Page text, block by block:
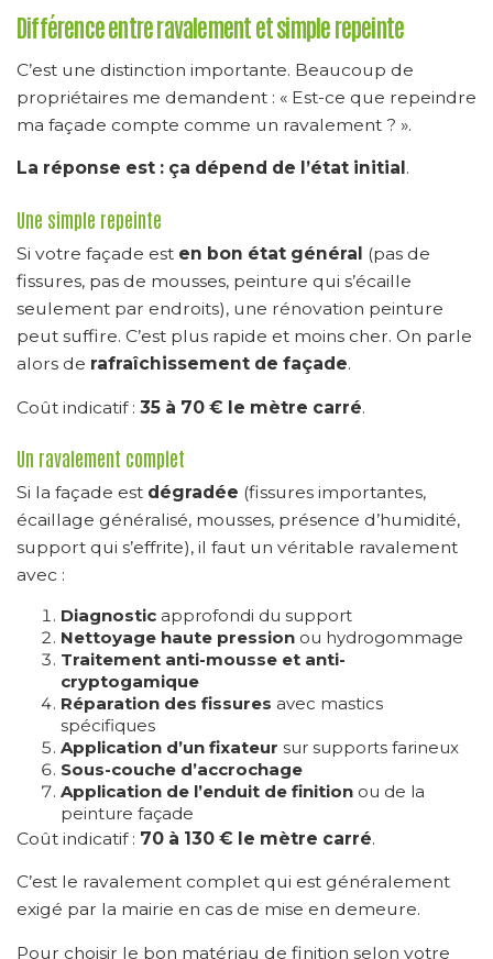
Différence entre ravalement et simple repeinte
C’est une distinction importante. Beaucoup de
propriétaires me demandent : « Est-ce que repeindre
ma façade compte comme un ravalement ? ».
La réponse est : ça dépend de l’état initial .
Une simple repeinte
Si votre façade est en bon état général (pas de
fissures, pas de mousses, peinture qui s’écaille
seulement par endroits), une rénovation peinture
peut suffire. C’est plus rapide et moins cher. On parle
alors de rafraîchissement de façade.
Coût indicatif : 35 à 70 € le mètre carré.
Un ravalement complet
Si la façade est dégradée (fissures importantes,
écaillage généralisé, mousses, présence d’humidité,
support qui s’effrite), il faut un véritable ravalement
avec :
Diagnostic approfondi du support
Nettoyage haute pression ou hydrogommage
Traitement anti-mousse et anti-
cryptogamique
Réparation des fissures avec mastics
spécifiques
Application d’un fixateur sur supports farineux
Sous-couche d’accrochage
Application de l’enduit de finition ou de la
peinture façade
Coût indicatif : 70 à 130 € le mètre carré.
C’est le ravalement complet qui est généralement
exigé par la mairie en cas de mise en demeure.
Pour choisir le bon matériau de finition selon votre